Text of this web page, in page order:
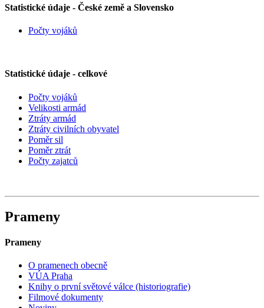
Statistické údaje - České země a Slovensko
Počty vojáků
Statistické údaje - celkové
Počty vojáků
Velikosti armád
Ztráty armád
Ztráty civilních obyvatel
Poměr sil
Poměr ztrát
Počty zajatců
Prameny
Prameny
O pramenech obecně
VÚA Praha
Knihy o první světové válce (historiografie)
Filmové dokumenty